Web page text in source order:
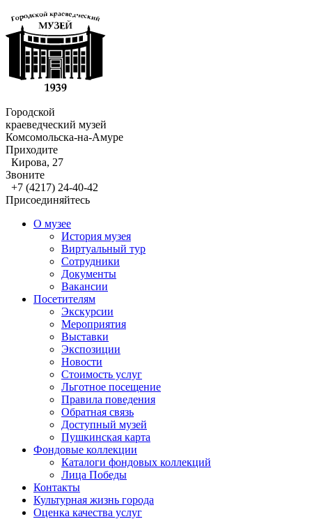
Городской
краеведческий музей
Комсомольска-на-Амуре
Приходите
Кирова, 27
Звоните
+7 (4217) 24-40-42
Присоединяйтесь
О музее
История музея
Виртуальный тур
Сотрудники
Документы
Вакансии
Посетителям
Экскурсии
Мероприятия
Выставки
Экспозиции
Новости
Стоимость услуг
Льготное посещение
Правила поведения
Обратная связь
Доступный музей
Пушкинская карта
Фондовые коллекции
Каталоги фондовых коллекций
Лица Победы
Контакты
Культурная жизнь города
Оценка качества услуг